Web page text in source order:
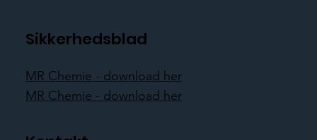
Sikkerhedsblad
MR Chemie - download her
MR Chemie - download her